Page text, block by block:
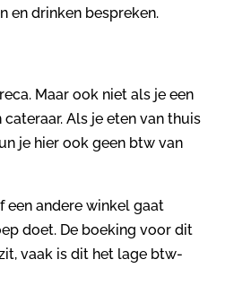
en drinken bespreken.
Maar ook niet als je een
Als je eten van thuis
je hier ook geen btw van
een andere winkel gaat
doet. De boeking voor dit
vaak is dit het lage btw-